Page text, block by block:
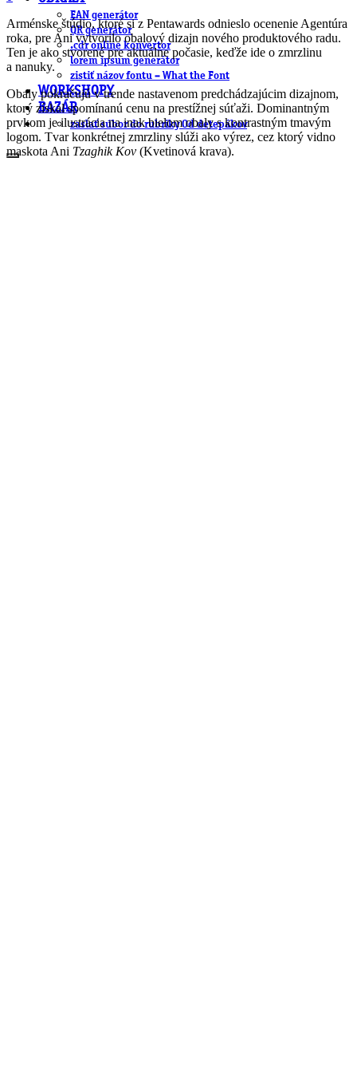
EAN generátor
QR generátor
.cdr online konvertor
lorem ipsum generátor
zistiť názov fontu – What the Font
WORKSHOPY
BAZÁR
zaslať súbor do rubriky Od detepákov
Arménske štúdio, ktoré si z Pentawards odnieslo ocenenie Agentúra
roka, pre Ani vytvorilo obalový dizajn nového produktového radu.
Ten je ako stvorené pre aktuálne počasie, keďže ide o zmrzlinu
a nanuky.
Obaly pokračujú v trende nastavenom predchádzajúcim dizajnom,
ktorý získal spomínanú cenu na prestížnej súťaži. Dominantným
prvkom je ilustrácia na inak bielom obaly s kontrastným tmavým
logom. Tvar konkrétnej zmrzliny slúži ako výrez, cez ktorý vidno
maskota Ani Tzaghik Kov (Kvetinová krava).